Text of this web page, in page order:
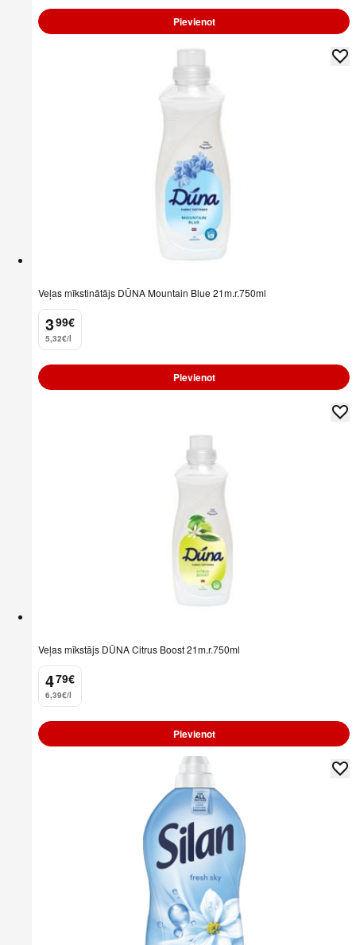
Pievienot
Veļas mīkstinātājs DŪNA Mountain Blue 21m.r.750ml
3
. 99€
5,32€/l
Pievienot
Veļas mīkstājs DŪNA Citrus Boost 21m.r.750ml
4
. 79€
6,39€/l
Pievienot